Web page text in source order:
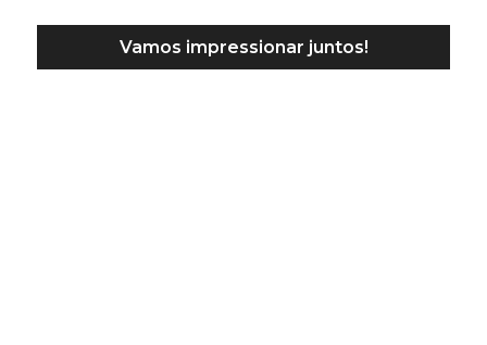
Vamos impressionar juntos!